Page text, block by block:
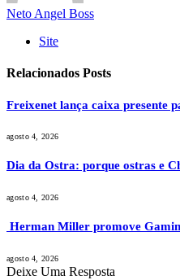
Neto Angel Boss
Site
Relacionados Posts
Freixenet lança caixa presente
agosto 4, 2026
Dia da Ostra: porque ostras e
agosto 4, 2026
Herman Miller promove
agosto 4, 2026
Deixe Uma Resposta